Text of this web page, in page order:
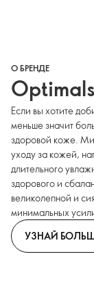
О БРЕНДЕ
Optimals
Если вы хотите
меньше значит
здоровой коже.
уходу за кожей,
длительного
здорового и
великолепной и
минимальных
УЗНАЙ